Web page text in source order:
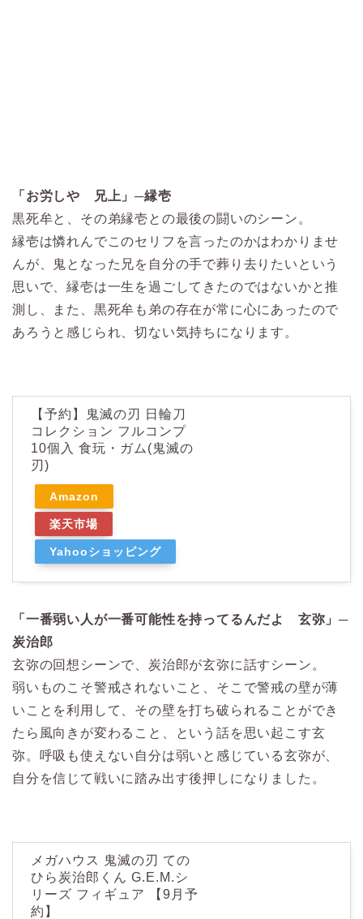
「お労しや 兄上」─縁壱
黒死牟と、その弟縁壱との最後の闘いのシーン。
縁壱は憐れんでこのセリフを言ったのかはわかりませ
んが、鬼となった兄を自分の手で葬り去りたいという
思いで、縁壱は一生を過ごしてきたのではないかと推
測し、また、黒死牟も弟の存在が常に心にあったので
あろうと感じられ、切ない気持ちになります。
【予約】鬼滅の刃 日輪刀
コレクション フルコンプ
10個入 食玩・ガム(鬼滅の
刃)
Amazon
楽天市場
Yahooショッピング
「一番弱い人が一番可能性を持ってるんだよ 玄弥」─
炭治郎
玄弥の回想シーンで、炭治郎が玄弥に話すシーン。
弱いものこそ警戒されないこと、そこで警戒の壁が薄
いことを利用して、その壁を打ち破られることができ
たら風向きが変わること、という話を思い起こす玄
弥。呼吸も使えない自分は弱いと感じている玄弥が、
自分を信じて戦いに踏み出す後押しになりました。
メガハウス 鬼滅の刃 ての
ひら炭治郎くん G.E.M.シ
リーズ フィギュア 【9月予
約】